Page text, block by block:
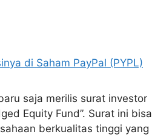
saja merilis surat investor
Equity Fund”. Surat ini bisa
berkualitas tinggi yang